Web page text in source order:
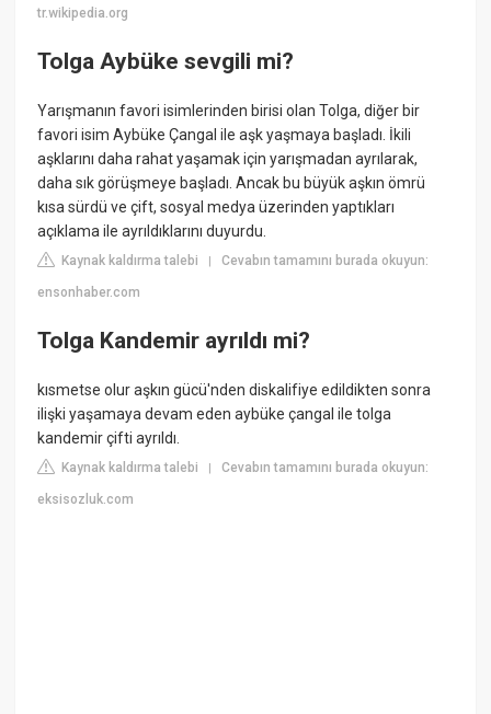
tr.wikipedia.org
Tolga Aybüke sevgili mi?
Yarışmanın favori isimlerinden birisi olan Tolga, diğer bir
favori isim Aybüke Çangal ile aşk yaşmaya başladı. İkili
aşklarını daha rahat yaşamak için yarışmadan ayrılarak,
daha sık görüşmeye başladı. Ancak bu büyük aşkın ömrü
kısa sürdü ve çift, sosyal medya üzerinden yaptıkları
açıklama ile ayrıldıklarını duyurdu.
Kaynak kaldırma talebi |Cevabın tamamını burada okuyun:
ensonhaber.com
Tolga Kandemir ayrıldı mi?
kısmetse olur aşkın gücü'nden diskalifiye edildikten sonra
ilişki yaşamaya devam eden aybüke çangal ile tolga
kandemir çifti ayrıldı.
Kaynak kaldırma talebi |Cevabın tamamını burada okuyun:
eksisozluk.com